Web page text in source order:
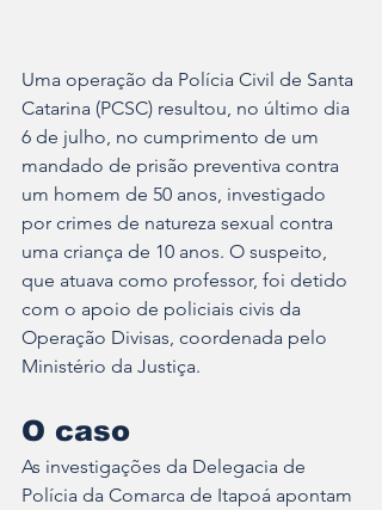
Uma operação da Polícia Civil de Santa
Catarina (PCSC) resultou, no último dia
6 de julho, no cumprimento de um
mandado de prisão preventiva contra
um homem de 50 anos, investigado
por crimes de natureza sexual contra
uma criança de 10 anos. O suspeito,
que atuava como professor, foi detido
com o apoio de policiais civis da
Operação Divisas, coordenada pelo
Ministério da Justiça.
O caso
As investigações da Delegacia de
Polícia da Comarca de Itapoá apontam